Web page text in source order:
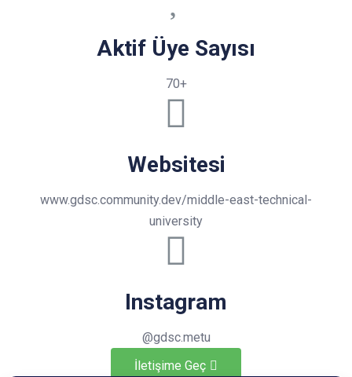
Aktif Üye Sayısı
70+
Websitesi
www.gdsc.community.dev/middle-east-technical-
university
Instagram
@gdsc.metu
İletişime Geç